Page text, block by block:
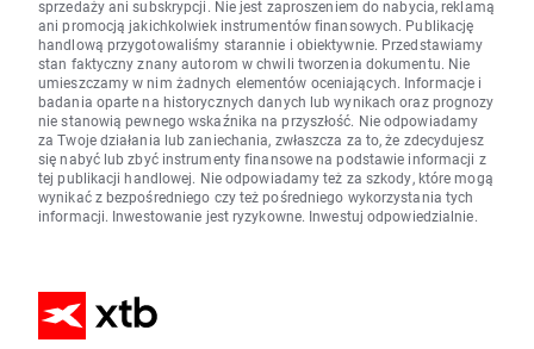
sprzedaży ani subskrypcji. Nie jest zaproszeniem do nabycia, reklamą
ani promocją jakichkolwiek instrumentów finansowych. Publikację
handlową przygotowaliśmy starannie i obiektywnie. Przedstawiamy
stan faktyczny znany autorom w chwili tworzenia dokumentu. Nie
umieszczamy w nim żadnych elementów oceniających. Informacje i
badania oparte na historycznych danych lub wynikach oraz prognozy
nie stanowią pewnego wskaźnika na przyszłość. Nie odpowiadamy
za Twoje działania lub zaniechania, zwłaszcza za to, że zdecydujesz
się nabyć lub zbyć instrumenty finansowe na podstawie informacji z
tej publikacji handlowej. Nie odpowiadamy też za szkody, które mogą
wynikać z bezpośredniego czy też pośredniego wykorzystania tych
informacji. Inwestowanie jest ryzykowne. Inwestuj odpowiedzialnie.